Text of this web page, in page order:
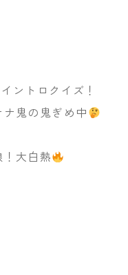
ントロクイズ！
鬼の鬼ぎめ中
大白熱